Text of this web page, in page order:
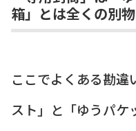
箱」とは全くの別
ここでよくある勘違
スト」と「ゆうパ